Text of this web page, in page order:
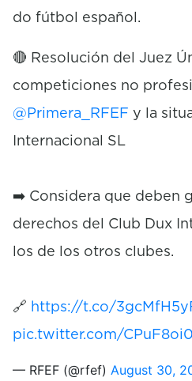
do fútbol español.
🔴 Resolución del Juez
competiciones no
@Primera_RFEF y la
Internacional SL
➡️ Considera que deben
derechos del Club Dux
los de los otros clubes.
🔗 https://t.co/
pic.twitter.com/
— RFEF (@rfef) August 30,